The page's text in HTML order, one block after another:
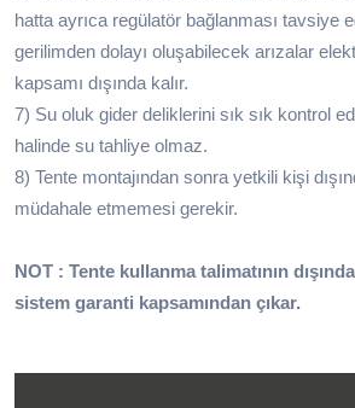
hatta ayrıca regülatör bağlanması tavsiye
gerilimden dolayı oluşabilecek arızalar
kapsamı dışında kalır.
7) Su oluk gider deliklerini sık sık kontrol
halinde su tahliye olmaz.
8) Tente montajından sonra yetkili kişi
müdahale etmemesi gerekir.
NOT : Tente kullanma talimatının
sistem garanti kapsamından çıkar.